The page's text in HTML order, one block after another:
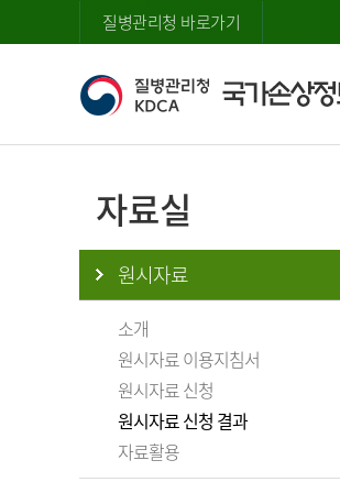
질병관리청 바로가기
자료실
원시자료
소개
원시자료 이용지침서
원시자료 신청
원시자료 신청 결과
자료활용